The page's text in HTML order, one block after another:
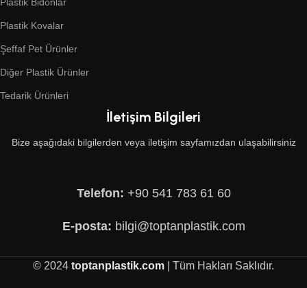
Plastik Kovalar
Şeffaf Pet Ürünler
Diğer Plastik Ürünler
Tedarik Ürünleri
İletişim Bilgileri
Bize aşağıdaki bilgilerden veya iletişim sayfamızdan ulaşabilirsiniz
Telefon: +90 541 783 61 60
E-posta: bilgi@toptanplastik.com
© 2024 toptanplastik.com | Tüm Hakları Saklıdır.